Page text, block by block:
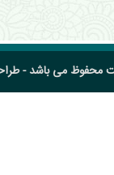
محفوظ می باشد -